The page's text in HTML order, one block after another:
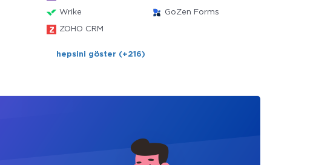
Wrike GoZen Forms
ZOHO CRM
hepsini göster (+216)